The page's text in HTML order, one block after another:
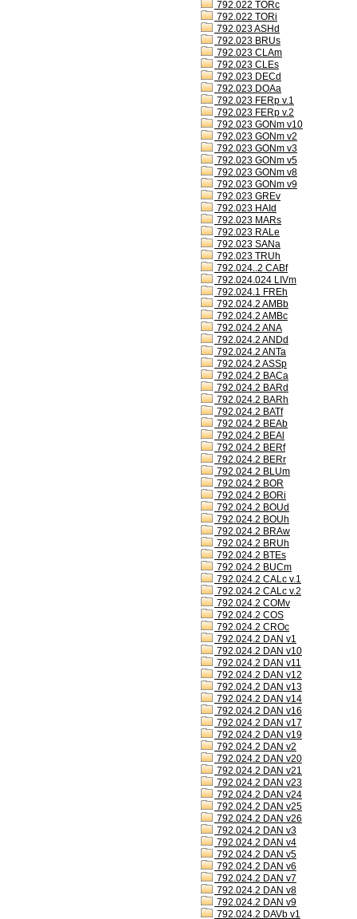
792.022 TORc
792.022 TORi
792.023 ASHd
792.023 BRUs
792.023 CLAm
792.023 CLEs
792.023 DECd
792.023 DOAa
792.023 FERp v.1
792.023 FERp v.2
792.023 GONm v10
792.023 GONm v2
792.023 GONm v3
792.023 GONm v5
792.023 GONm v8
792.023 GONm v9
792.023 GREv
792.023 HAId
792.023 MARs
792.023 RALe
792.023 SANa
792.023 TRUh
792.024..2 CABf
792.024.024 LIVm
792.024.1 FREh
792.024.2 AMBb
792.024.2 AMBc
792.024.2 ANA
792.024.2 ANDd
792.024.2 ANTa
792.024.2 ASSp
792.024.2 BACa
792.024.2 BARd
792.024.2 BARh
792.024.2 BATf
792.024.2 BEAb
792.024.2 BEAl
792.024.2 BERf
792.024.2 BERr
792.024.2 BLUm
792.024.2 BOR
792.024.2 BORi
792.024.2 BOUd
792.024.2 BOUh
792.024.2 BRAw
792.024.2 BRUh
792.024.2 BTEs
792.024.2 BUCm
792.024.2 CALc v.1
792.024.2 CALc v.2
792.024.2 COMv
792.024.2 COS
792.024.2 CROc
792.024.2 DAN v1
792.024.2 DAN v10
792.024.2 DAN v11
792.024.2 DAN v12
792.024.2 DAN v13
792.024.2 DAN v14
792.024.2 DAN v16
792.024.2 DAN v17
792.024.2 DAN v19
792.024.2 DAN v2
792.024.2 DAN v20
792.024.2 DAN v21
792.024.2 DAN v23
792.024.2 DAN v24
792.024.2 DAN v25
792.024.2 DAN v26
792.024.2 DAN v3
792.024.2 DAN v4
792.024.2 DAN v5
792.024.2 DAN v6
792.024.2 DAN v7
792.024.2 DAN v8
792.024.2 DAN v9
792.024.2 DAVb v1